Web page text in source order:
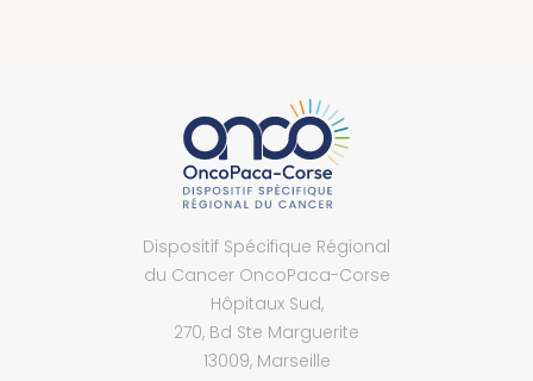
Dispositif Spécifique Régional
du Cancer OncoPaca-Corse
Hôpitaux Sud,
270, Bd Ste Marguerite
13009, Marseille